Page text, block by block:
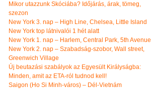
Mikor utazzunk Skóciába? Időjárás, árak, tömeg,
szezon
New York 3. nap – High Line, Chelsea, Little Island
New York top látnivalói 1 hét alatt
New York 1. nap – Harlem, Central Park, 5th Avenue
New York 2. nap – Szabadság-szobor, Wall street,
Greenwich Village
Új beutazási szabályok az Egyesült Királyságba:
Minden, amit az ETA-ról tudnod kell!
Saigon (Ho Si Minh-város) – Dél-Vietnám